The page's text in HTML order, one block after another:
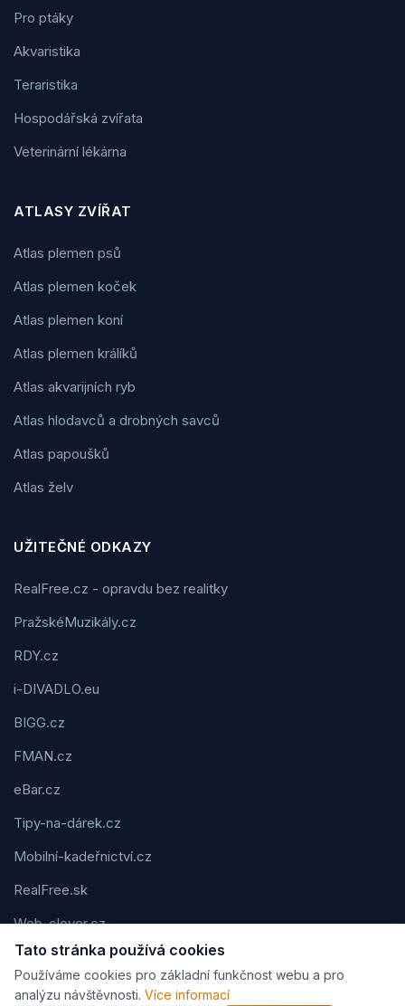
Pro ptáky
Akvaristika
Teraristika
Hospodářská zvířata
Veterinární lékárna
ATLASY ZVÍŘAT
Atlas plemen psů
Atlas plemen koček
Atlas plemen koní
Atlas plemen králíků
Atlas akvarijních ryb
Atlas hlodavců a drobných savců
Atlas papoušků
Atlas želv
UŽITEČNÉ ODKAZY
RealFree.cz - opravdu bez realitky
PražskéMuzikály.cz
RDY.cz
i-DIVADLO.eu
BIGG.cz
FMAN.cz
eBar.cz
Tipy-na-dárek.cz
Mobilní-kadeřnictví.cz
RealFree.sk
Web-clever.cz
Kvízov.cz
Karavaning.net
Tato stránka používá cookies
Používáme cookies pro základní funkčnost webu a pro
analýzu návštěvnosti. Více informací